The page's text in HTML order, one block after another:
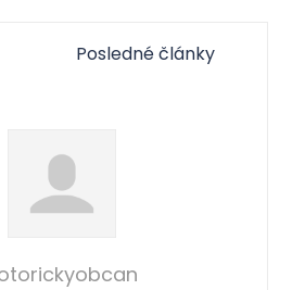
Posledné články